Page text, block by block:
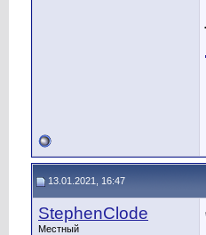
13.01.2021, 16:47
StephenClode
Местный